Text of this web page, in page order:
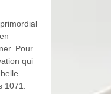
Pour
qui